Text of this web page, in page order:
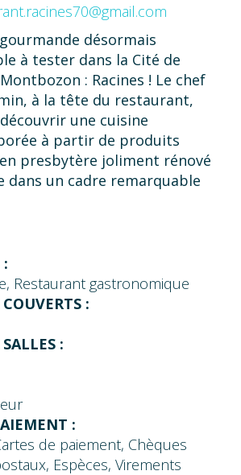
désormais
à tester dans la Cité de
: Racines ! Le chef
à la tête du restaurant,
une cuisine
à partir de produits
presbytère joliment rénové
dans un cadre remarquable
:
Restaurant gastronomique
:
:
:
de paiement, Chèques
Espèces, Virements